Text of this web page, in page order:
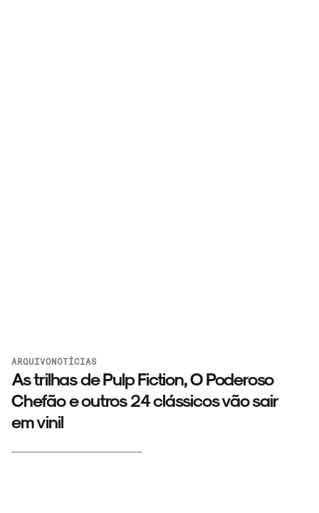
ARQUIVONOTÍCIAS
As trilhas de Pulp Fiction, O Poderoso
Chefão e outros 24 clássicos vão sair
em vinil